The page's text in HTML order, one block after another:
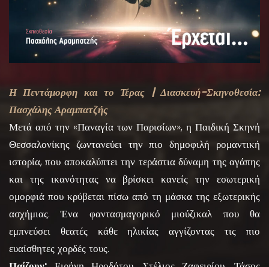
Η Πεντάμορφη και το Τέρας | Διασκευή-Σκηνοθεσία:
Πασχάλης Αραμπατζής
Μετά από την «Παναγία των Παρισίων», η Παιδική Σκηνή
Θεσσαλονίκης ζωντανεύει την πιο δημοφιλή ρομαντική
ιστορία, που αποκαλύπτει την τεράστια δύναμη της αγάπης
και της ικανότητας να βρίσκει κανείς την εσωτερική
ομορφιά που κρύβεται πίσω από τη μάσκα της εξωτερικής
ασχήμιας. Ένα φαντασμαγορικό μιούζικαλ που θα
εμπνεύσει θεατές κάθε ηλικίας αγγίζοντας τις πιο
ευαίσθητες χορδές τους.